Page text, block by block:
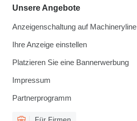
Unsere Angebote
Anzeigenschaltung auf Machineryline
Ihre Anzeige einstellen
Platzieren Sie eine Bannerwerbung
Impressum
Partnerprogramm